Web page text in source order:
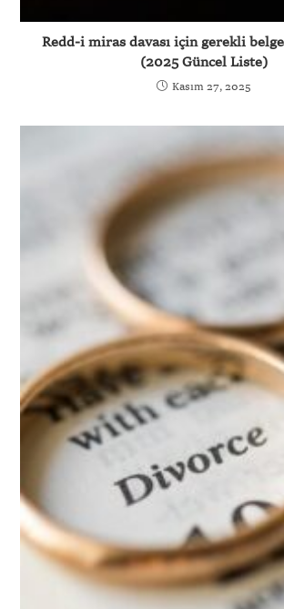
Redd-i miras davası için gerekli
(2025 Güncel Liste)
Kasım 27, 2025